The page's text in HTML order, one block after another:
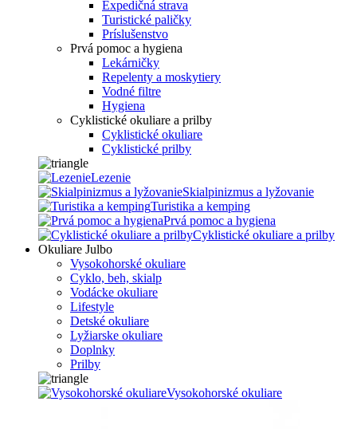
Expedičná strava
Turistické paličky
Príslušenstvo
Prvá pomoc a hygiena
Lekárničky
Repelenty a moskytiery
Vodné filtre
Hygiena
Cyklistické okuliare a prilby
Cyklistické okuliare
Cyklistické prilby
Lezenie
Skialpinizmus a lyžovanie
Turistika a kemping
Prvá pomoc a hygiena
Cyklistické okuliare a prilby
Okuliare Julbo
Vysokohorské okuliare
Cyklo, beh, skialp
Vodácke okuliare
Lifestyle
Detské okuliare
Lyžiarske okuliare
Doplnky
Prilby
Vysokohorské okuliare